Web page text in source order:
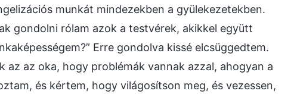
munkát mindezekben a gyülekezetekben.
gondolni rólam azok a testvérek, akikkel együtt
Erre gondolva kissé elcsüggedtem.
az az oka, hogy problémák vannak azzal, ahogyan a
és kértem, hogy világosítson meg, és vezessen,